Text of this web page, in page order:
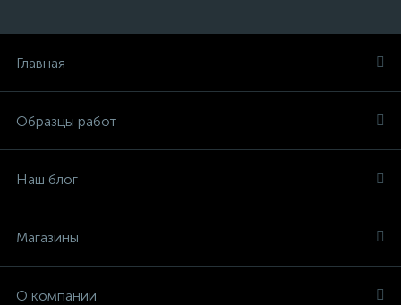
Главная
Образцы работ
Наш блог
Магазины
О компании